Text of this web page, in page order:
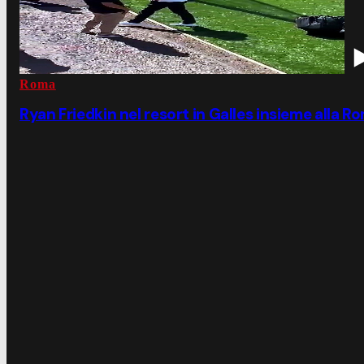
Roma
Ryan Friedkin nel resort in Galles insieme alla